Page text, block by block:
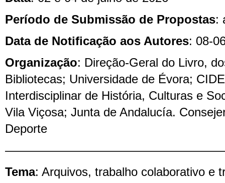
Período de Submissão de Propostas:
Data de Notificação aos Autores: 08-
Organização: Direção-Geral do Livro,
Bibliotecas; Universidade de Évora;
Interdisciplinar de História, Culturas e
Vila Viçosa; Junta de Andalucía.
Deporte
Tema: Arquivos, trabalho colaborativo e